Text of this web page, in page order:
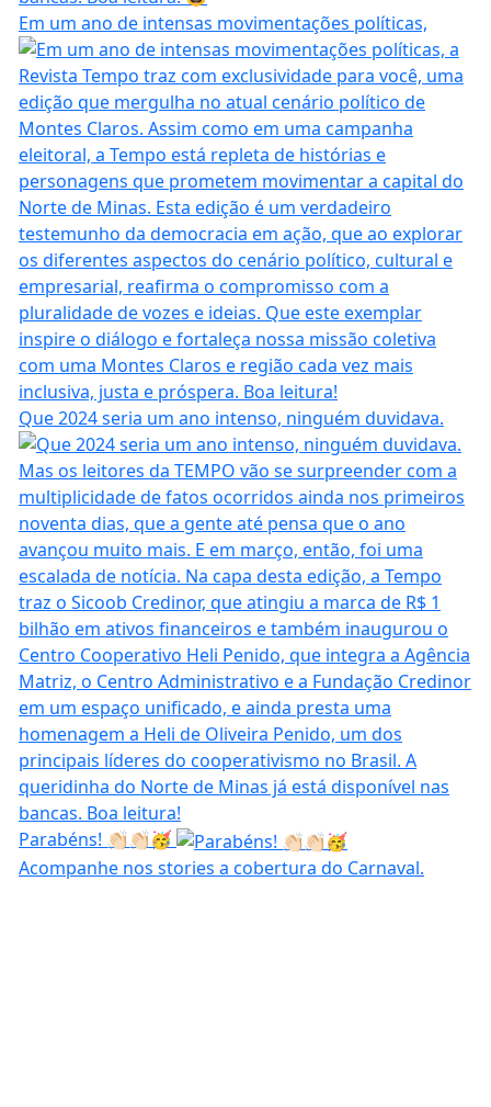
Em um ano de intensas movimentações políticas,
Que 2024 seria um ano intenso, ninguém duvidava.
Parabéns! 👏🏻👏🏻🥳
Acompanhe nos stories a cobertura do Carnaval.